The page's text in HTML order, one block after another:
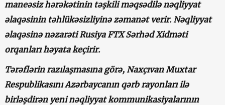
maneəsiz hərəkətinin təşkili məqsədilə nəqliyyat
əlaqəsinin təhlükəsizliyinə zəmanət verir. Nəqliyyat
əlaqəsinə nəzarəti Rusiya FTX Sərhəd Xidməti
orqanları həyata keçirir.
Tərəflərin razılaşmasına görə, Naxçıvan Muxtar
Respublikasını Azərbaycanın qərb rayonları ilə
birləşdirən yeni nəqliyyat kommunikasiyalarının